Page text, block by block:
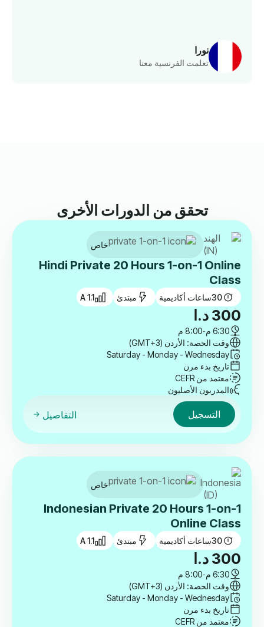
نورا
تعلمت الفرنسية معنا
تحقق من الدورات الأخرى
خاص
Hindi Private 20 Hours 1-on-1 Online
Class
30ساعات أكاديمية مبتدئ A 1.1
300 د.ا
6:30 م -8:00 م
وقت الحصة: الأردن (GMT+3)
Saturday - Monday - Wednesday
تاريخ بدء مرن
معتمد من CEFR
المدربون الأصليون
التسجيل التفاصيل
خاص
Indonesian Private 20 Hours 1-on-1
Online Class
30ساعات أكاديمية مبتدئ A 1.1
300 د.ا
6:30 م -8:00 م
وقت الحصة: الأردن (GMT+3)
Saturday - Monday - Wednesday
تاريخ بدء مرن
معتمد من CEFR